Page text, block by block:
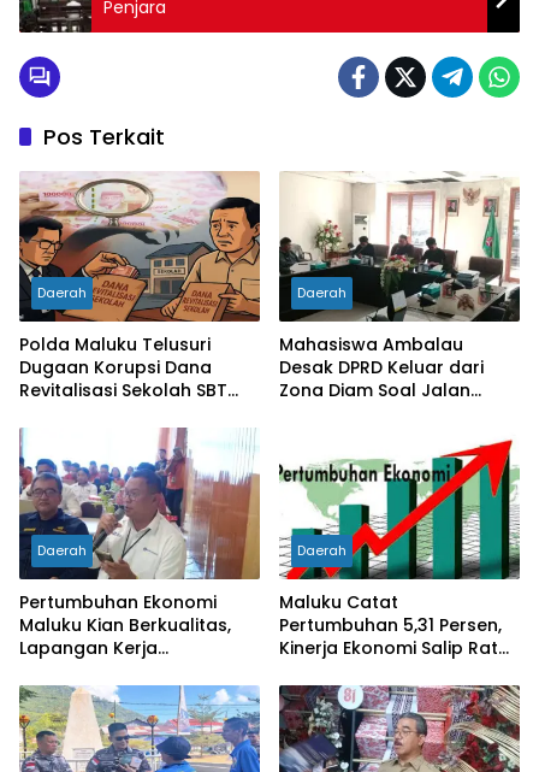
Penjara
Pos Terkait
Daerah
Polda Maluku Telusuri
Dugaan Korupsi Dana
Revitalisasi Sekolah SBT
Diperiksa
Daerah
Mahasiswa Ambalau
Desak DPRD Keluar dari
Zona Diam Soal Jalan
Daerah
Pertumbuhan Ekonomi
Maluku Kian Berkualitas,
Lapangan Kerja
Kemiskinan Turun
Daerah
Maluku Catat
Pertumbuhan 5,31 Persen,
Kinerja Ekonomi Salip Rata-